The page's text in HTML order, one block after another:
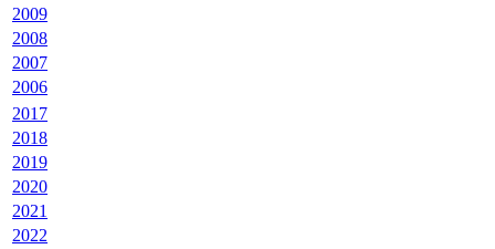
2009
2008
2007
2006
2017
2018
2019
2020
2021
2022